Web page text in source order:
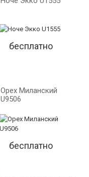
бесплатно
Орех Миланский
U9506
бесплатно